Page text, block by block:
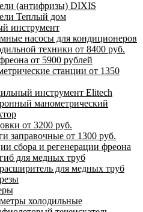
(антифризы) DIXIS
Теплый дом
инструмент
насосы для кондиционеров
техники от 8400 руб.
от 5900 рублей
станции от 1350
инструмент Elitech
манометрический
от 3200 руб.
заправочные от 1300 руб.
сбора и регенерации фреона
для медных труб
для медных труб
холодильные